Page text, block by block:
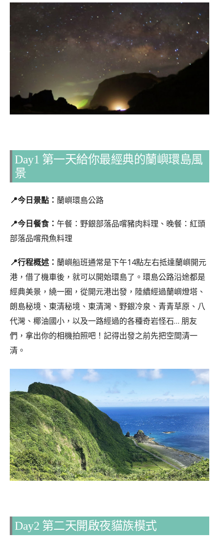
Day1 第一天給你最經典的蘭嶼環島風
景
📍今日景點： 蘭嶼環島公路
📍今日餐食： 午餐：野銀部落品嚐豬肉料理、晚餐：紅頭
部落品嚐飛魚料理
📍行程概述： 蘭嶼船班通常是下午14點左右抵達蘭嶼開元
港，借了機車後，就可以開始環島了。環島公路沿途都是
經典美景，繞一圈，從開元港出發，陸續經過蘭嶼燈塔、
朗島秘境、東清秘境、東清灣、野銀冷泉、青青草原、八
代灣、椰油國小，以及一路經過的各種奇岩怪石… 朋友
們，拿出你的相機拍照吧！記得出發之前先把空間清一
清。
Day2 第二天開啟夜貓族模式